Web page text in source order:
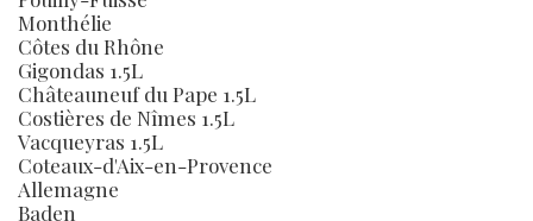
Monthélie
Côtes du Rhône
Gigondas 1.5L
Châteauneuf du Pape 1.5L
Costières de Nîmes 1.5L
Vacqueyras 1.5L
Coteaux-d'Aix-en-Provence
Allemagne
Baden